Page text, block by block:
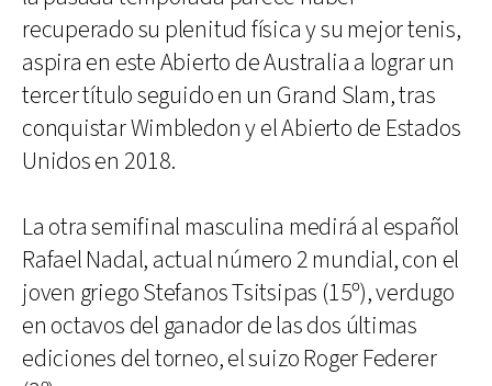
recuperado su plenitud física y su mejor tenis,
aspira en este Abierto de Australia a lograr un
tercer título seguido en un Grand Slam, tras
conquistar Wimbledon y el Abierto de Estados
Unidos en 2018.
La otra semifinal masculina medirá al español
Rafael Nadal, actual número 2 mundial, con el
joven griego Stefanos Tsitsipas (15º), verdugo
en octavos del ganador de las dos últimas
ediciones del torneo, el suizo Roger Federer